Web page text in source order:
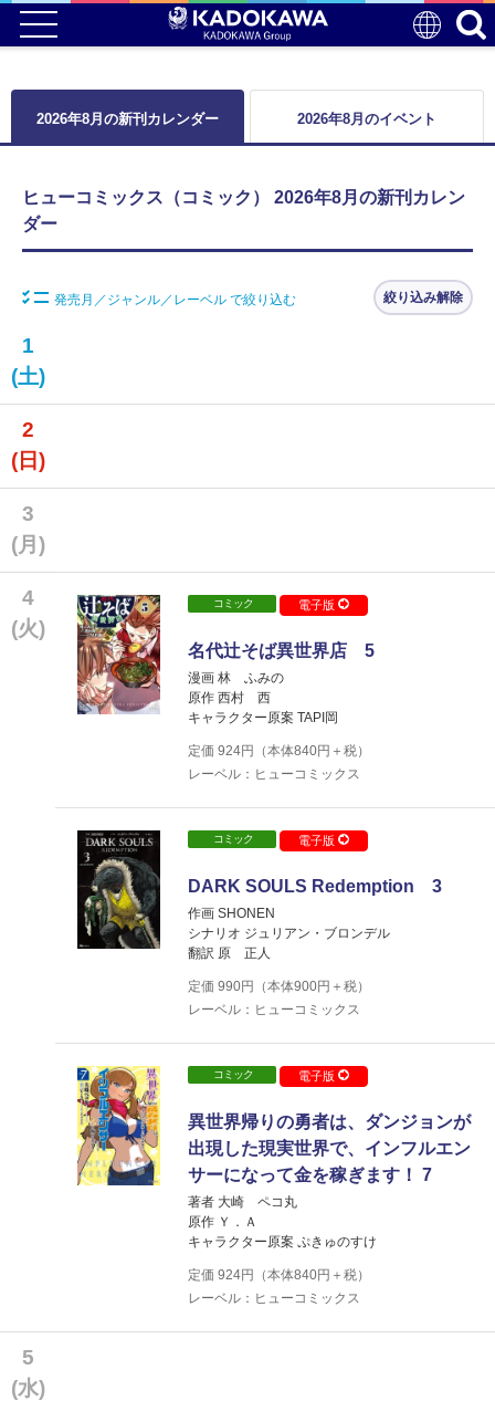
2026年8月の新刊カレンダー 2026年8月のイベント
ヒューコミックス（コミック） 2026年8月の新刊カレン
ダー
発売月／ジャンル／レーベル で絞り込む 絞り込み解除
1
(土)
2
(日)
3
(月)
4
(火)
コミック 電子版
名代辻そば異世界店 5
漫画 林 ふみの
原作 西村 西
キャラクター原案 TAPI岡
定価 924円（本体840円＋税）
レーベル：ヒューコミックス
コミック 電子版
DARK SOULS Redemption 3
作画 SHONEN
シナリオ ジュリアン・ブロンデル
翻訳 原 正人
定価 990円（本体900円＋税）
レーベル：ヒューコミックス
コミック 電子版
異世界帰りの勇者は、ダンジョンが
出現した現実世界で、インフルエン
サーになって金を稼ぎます！ 7
著者 大崎 ペコ丸
原作 Ｙ．Ａ
キャラクター原案 ぷきゅのすけ
定価 924円（本体840円＋税）
レーベル：ヒューコミックス
5
(水)